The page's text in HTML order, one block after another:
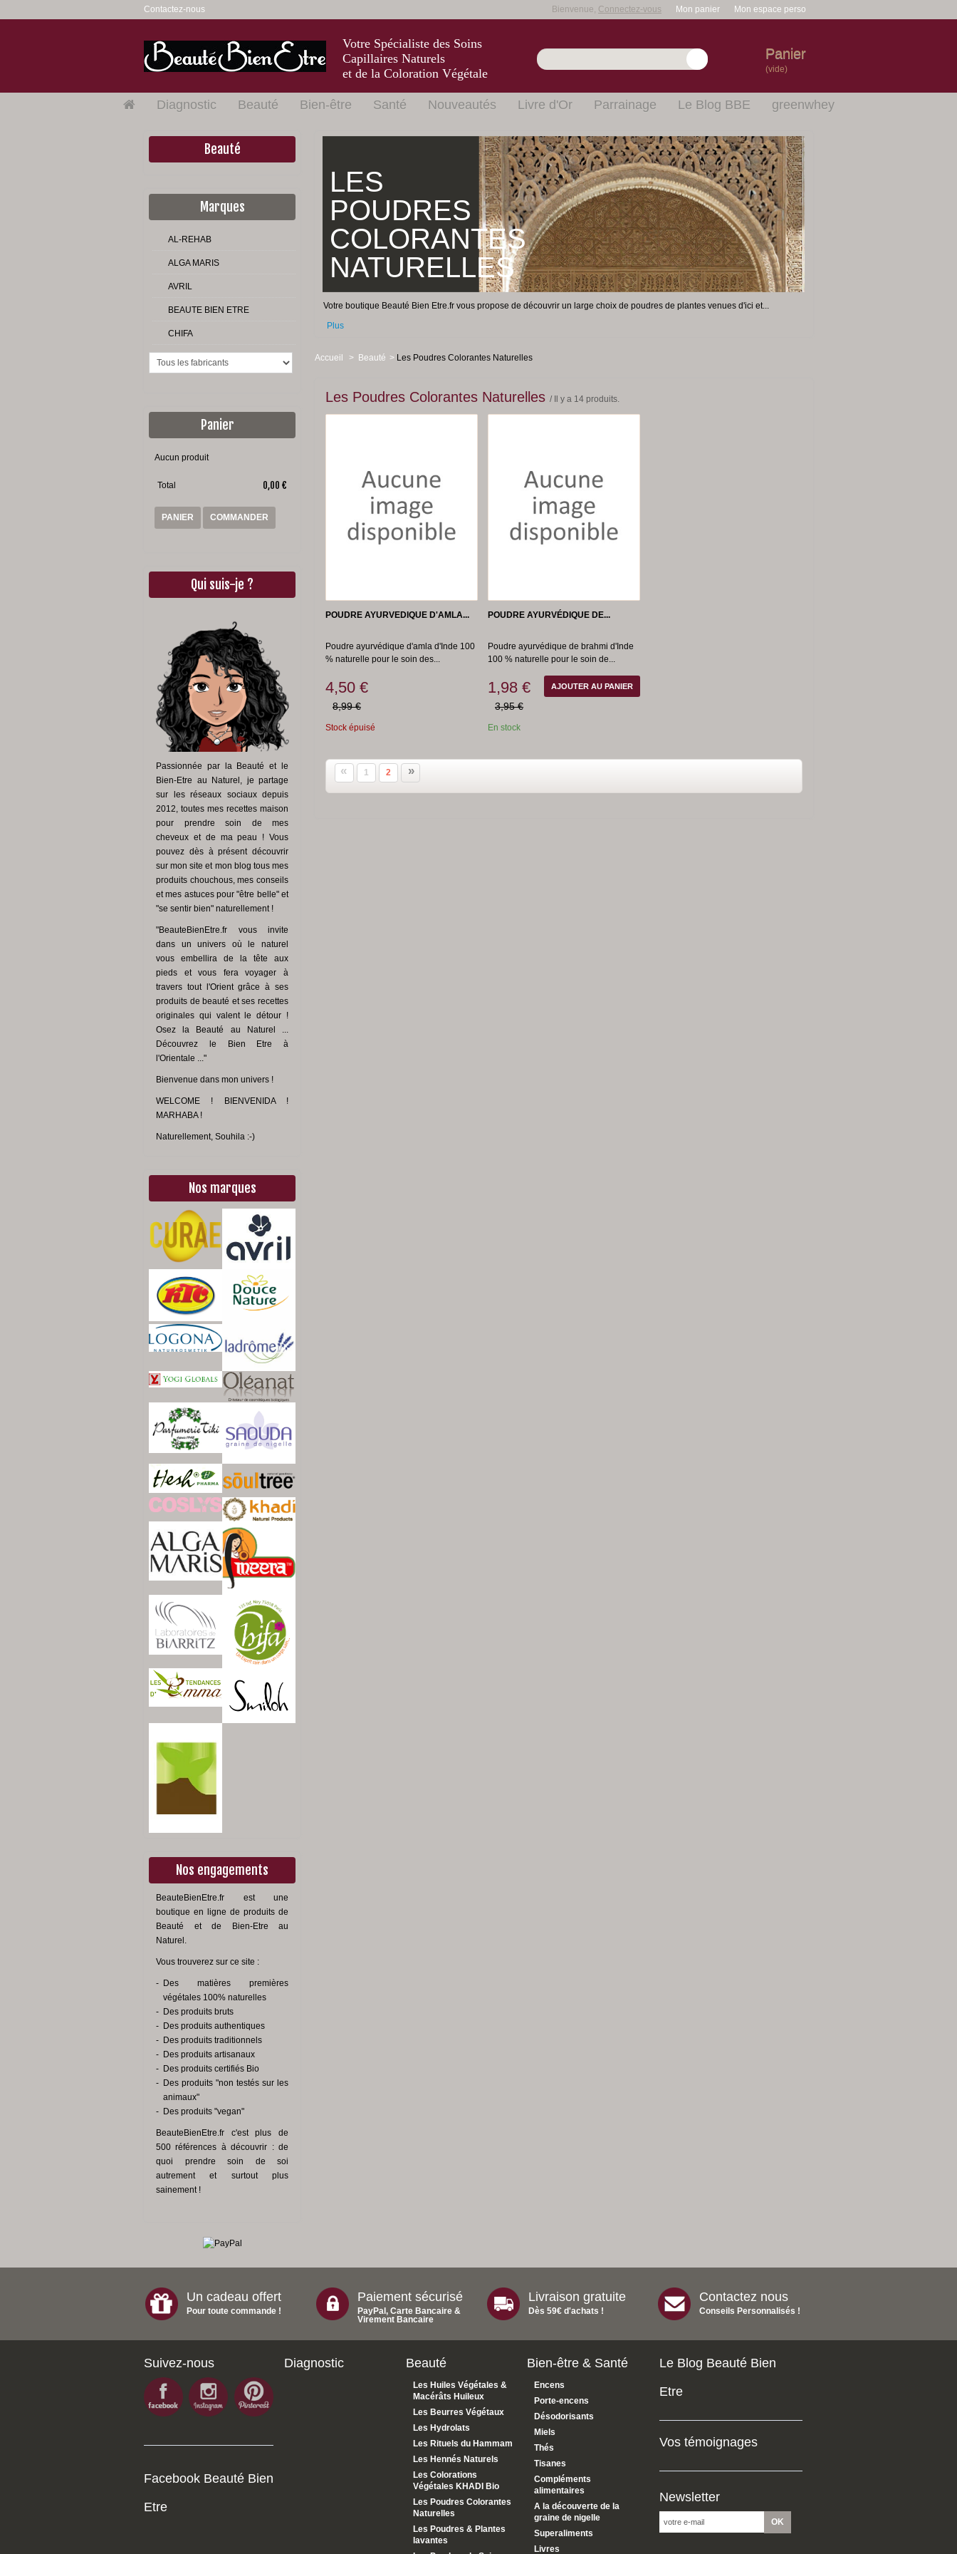
Contactez-nous Bienvenue, Connectez-vous Mon panier Mon espace perso
Votre Spécialiste des Soins
Capillaires Naturels
et de la Coloration Végétale
Panier
(vide)
Diagnostic Beauté Bien-être Santé Nouveautés Livre d'Or Parrainage Le Blog BBE greenwhey
Beauté
Marques
AL-REHAB
ALGA MARIS
AVRIL
BEAUTE BIEN ETRE
CHIFA
Panier
Aucun produit
0,00 €
Total
PANIER COMMANDER
Qui suis-je ?
Passionnée par la Beauté et le
Bien-Etre au Naturel, je partage
sur les réseaux sociaux depuis
2012, toutes mes recettes maison
pour prendre soin de mes
cheveux et de ma peau ! Vous
pouvez dès à présent découvrir
sur mon site et mon blog tous mes
produits chouchous, mes conseils
et mes astuces pour "être belle" et
"se sentir bien" naturellement !
"BeauteBienEtre.fr vous invite
dans un univers où le naturel
vous embellira de la tête aux
pieds et vous fera voyager à
travers tout l'Orient grâce à ses
produits de beauté et ses recettes
originales qui valent le détour !
Osez la Beauté au Naturel ...
Découvrez le Bien Etre à
l'Orientale ..."
Bienvenue dans mon univers !
WELCOME ! BIENVENIDA !
MARHABA !
Naturellement, Souhila :-)
Nos marques
Nos engagements
BeauteBienEtre.fr est une
boutique en ligne de produits de
Beauté et de Bien-Etre au
Naturel.
Vous trouverez sur ce site :
Des matières premières
végétales 100% naturelles
Des produits bruts
Des produits authentiques
Des produits traditionnels
Des produits artisanaux
Des produits certifiés Bio
Des produits "non testés sur les
animaux"
Des produits "vegan"
BeauteBienEtre.fr c'est plus de
500 références à découvrir : de
quoi prendre soin de soi
autrement et surtout plus
sainement !
LES
POUDRES
COLORANTES
NATURELLES
Votre boutique Beauté Bien Etre.fr vous propose de découvrir un large choix de poudres de plantes venues d'ici et...
Plus
Accueil > Beauté > Les Poudres Colorantes Naturelles
Les Poudres Colorantes Naturelles / Il y a 14 produits.
POUDRE AYURVEDIQUE D'AMLA...
Poudre ayurvédique d'amla d'Inde 100
% naturelle pour le soin des...
4,50 €
8,99 €
Stock épuisé
POUDRE AYURVÉDIQUE DE...
Poudre ayurvédique de brahmi d'Inde
100 % naturelle pour le soin de...
1,98 €
3,95 €
En stock
AJOUTER AU PANIER
« 1 2 »
Un cadeau offert
Pour toute commande !
Paiement sécurisé
PayPal, Carte Bancaire &
Virement Bancaire
Livraison gratuite
Dès 59€ d'achats !
Contactez nous
Conseils Personnalisés !
Suivez-nous
Facebook Beauté Bien
Etre
Diagnostic Beauté
Les Huiles Végétales &
Macérâts Huileux
Les Beurres Végétaux
Les Hydrolats
Les Rituels du Hammam
Les Hennés Naturels
Les Colorations
Végétales KHADI Bio
Les Poudres Colorantes
Naturelles
Les Poudres & Plantes
lavantes
Bien-être & Santé
Encens
Porte-encens
Désodorisants
Miels
Thés
Tisanes
Compléments
alimentaires
A la découverte de la
graine de nigelle
Superaliments
Livres
Le Blog Beauté Bien
Etre
Vos témoignages
Newsletter